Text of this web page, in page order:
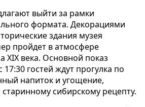
выйти за рамки
формата. Декорациями
здания музея
пройдет в атмосфере
XIX века. Основной показ
17:30 гостей ждут прогулка по
напиток и угощение,
сибирскому рецепту.